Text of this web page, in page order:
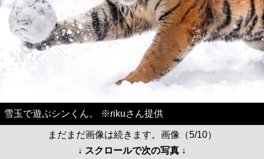
雪玉で遊ぶシンくん。 ※rikuさん提供
まだまだ画像は続きます。画像（5/10）
↓ スクロールで次の写真 ↓